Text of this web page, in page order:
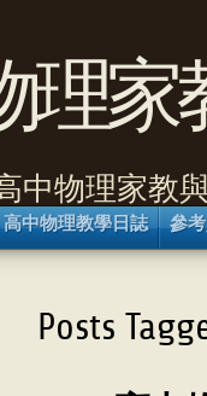
理家
中物理家教
高中物理教學日誌 參
Posts